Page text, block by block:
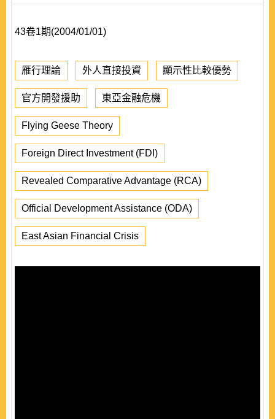
43卷1期(2004/01/01)
雁行理論 外人直接投資 顯示性比較優勢
官方開發援助 東亞金融危機
Flying Geese Theory
Foreign Direct Investment (FDI)
Revealed Comparative Advantage (RCA)
Official Development Assistance (ODA)
East Asian Financial Crisis